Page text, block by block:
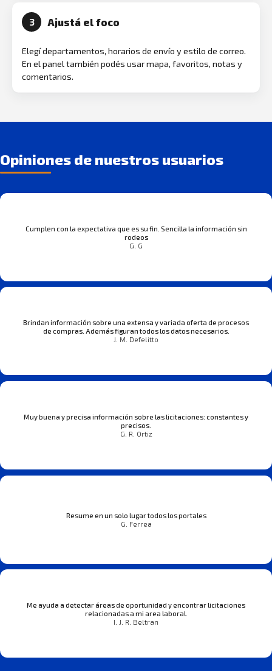
3 Ajustá el foco
Elegí departamentos, horarios de envío y estilo de correo.
En el panel también podés usar mapa, favoritos, notas y
comentarios.
Opiniones de nuestros usuarios
Cumplen con la expectativa que es su fin. Sencilla la información sin
rodeos
G. G
Brindan información sobre una extensa y variada oferta de procesos
de compras. Además figuran todos los datos necesarios.
J. M. Defelitto
Muy buena y precisa información sobre las licitaciones: constantes y
precisos.
G. R. Ortiz
Resume en un solo lugar todos los portales
G. Ferrea
Me ayuda a detectar áreas de oportunidad y encontrar licitaciones
relacionadas a mi area laboral.
I. J. R. Beltran